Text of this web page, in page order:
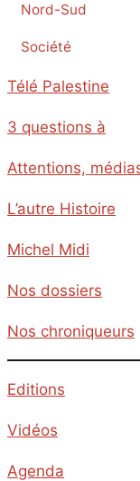
Nord-Sud
Société
Télé Palestine
3 questions à
Attentions,
L’autre Histoire
Michel Midi
Nos dossiers
Nos chroniqueurs
Editions
Vidéos
Agenda